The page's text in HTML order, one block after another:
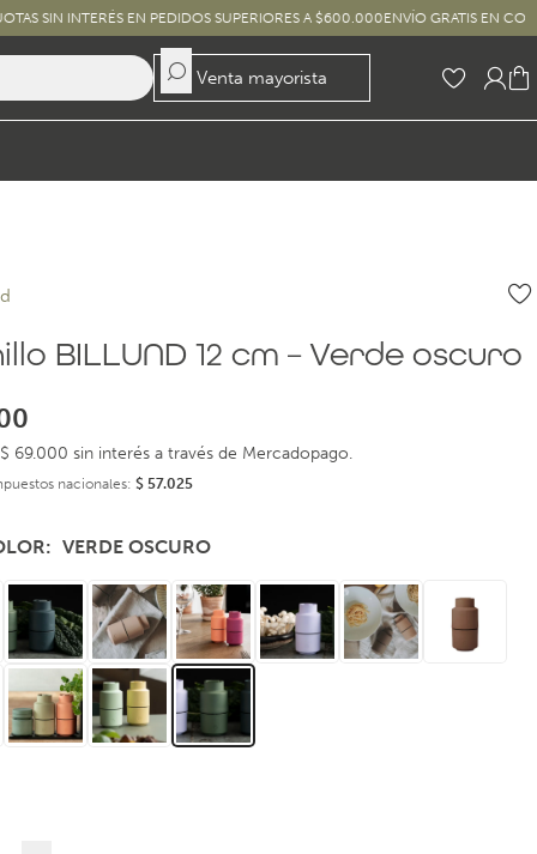
EN PEDIDOS SUPERIORES A $600.000 ENVÍO GRATIS EN COMPRAS
Venta mayorista
BILLUND 12 cm – Verde oscuro
69.000 sin interés a través de Mercadopago.
nacionales:$ 57.025
VERDE OSCURO